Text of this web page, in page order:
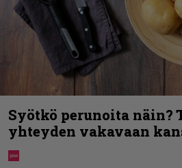
Syötkö perunoita
yhteyden vakavaan